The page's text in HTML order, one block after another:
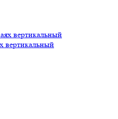
вертикальный